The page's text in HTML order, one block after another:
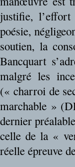
justifie, l’effort
poésie,
soutien, la
Bancquart
malgré les
(« charroi de
marchable »
dernier
celle de la «
réelle épreuve